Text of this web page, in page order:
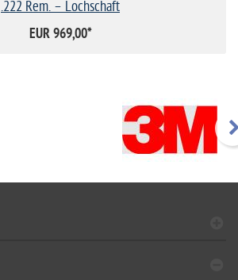
.222 Rem. – Lochschaft
EUR 969,00*